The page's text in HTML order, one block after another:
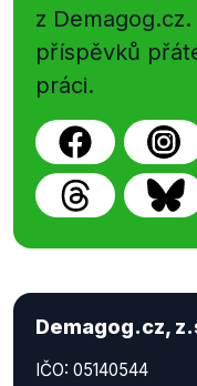
z
příspěvků
práci.
Demagog.cz,
IČO: 05140544